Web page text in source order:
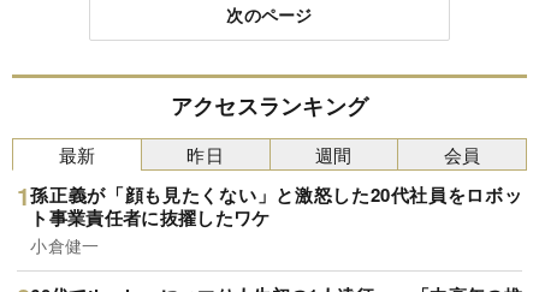
次のページ
アクセスランキング
最新
孫正義が「顔も見たくない」と激怒した20代社員をロボッ
ト事業責任者に抜擢したワケ
小倉健一
昨日 週間 会員